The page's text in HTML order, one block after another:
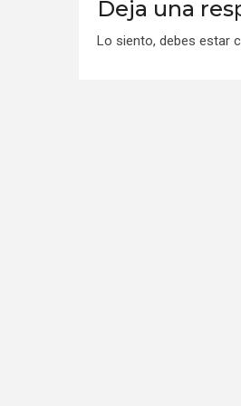
Deja una
Lo siento, debes estar